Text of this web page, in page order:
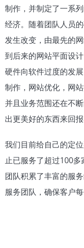
制作，并制定了一系
经济。随着团队人员
发生改变，由最先的
到后来的网站平面设
硬件向软件过度的发
制作，网站优化，网
并且业务范围还在不
出更美好的东西来回报
我们目前给自己的定
止已服务了超过100
团队积累了丰富的服
服务团队，确保客户每